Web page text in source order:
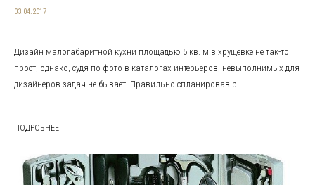
03.04.2017
Дизайн малогабаритной кухни площадью 5 кв. м в хрущёвке не так-то
прост, однако, судя по фото в каталогах интерьеров, невыполнимых для
дизайнеров задач не бывает. Правильно спланировав р...
ПОДРОБНЕЕ